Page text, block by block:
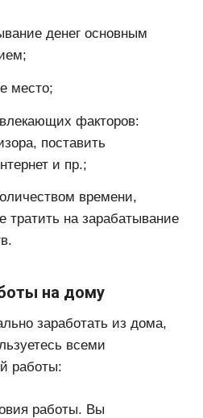
денег основным
место;
факторов:
поставить
и пр.;
времени,
тратить на зарабатывание
на дому
заработать из дома,
всеми
работы:
работы. Вы